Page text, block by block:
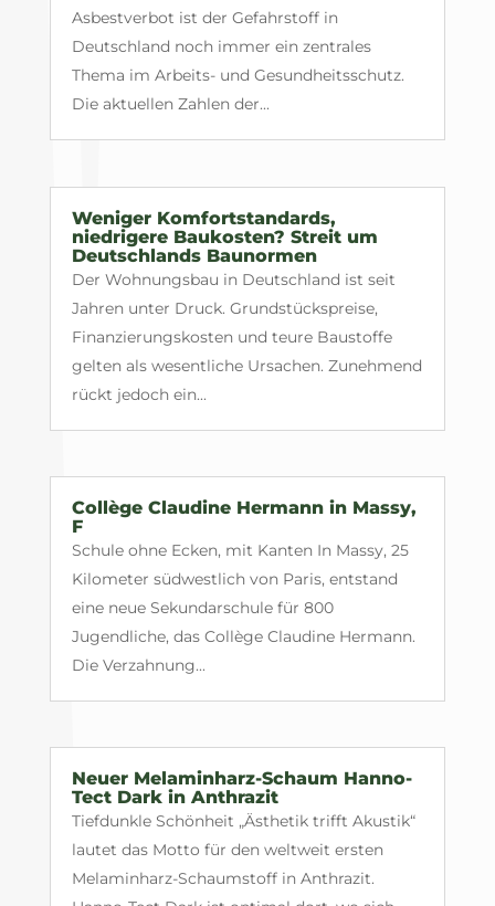
Asbestverbot ist der Gefahrstoff in
Deutschland noch immer ein zentrales
Thema im Arbeits- und Gesundheitsschutz.
Die aktuellen Zahlen der...
Weniger Komfortstandards,
niedrigere Baukosten? Streit um
Deutschlands Baunormen
Der Wohnungsbau in Deutschland ist seit
Jahren unter Druck. Grundstückspreise,
Finanzierungskosten und teure Baustoffe
gelten als wesentliche Ursachen. Zunehmend
rückt jedoch ein...
Collège Claudine Hermann in Massy,
F
Schule ohne Ecken, mit Kanten In Massy, 25
Kilometer südwestlich von Paris, entstand
eine neue Sekundarschule für 800
Jugendliche, das Collège Claudine Hermann.
Die Verzahnung...
Neuer Melaminharz-Schaum Hanno-
Tect Dark in Anthrazit
Tiefdunkle Schönheit „Ästhetik trifft Akustik“
lautet das Motto für den weltweit ersten
Melaminharz-Schaumstoff in Anthrazit.